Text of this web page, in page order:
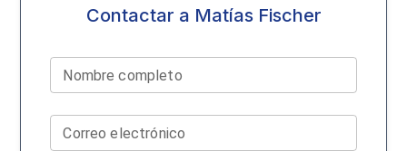
Contactar a Matías Fischer
Nombre completo
Correo electrónico